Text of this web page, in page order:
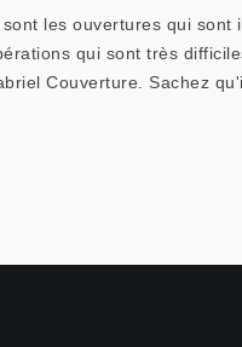
les ouvertures qui
qui sont très
Couverture. Sachez